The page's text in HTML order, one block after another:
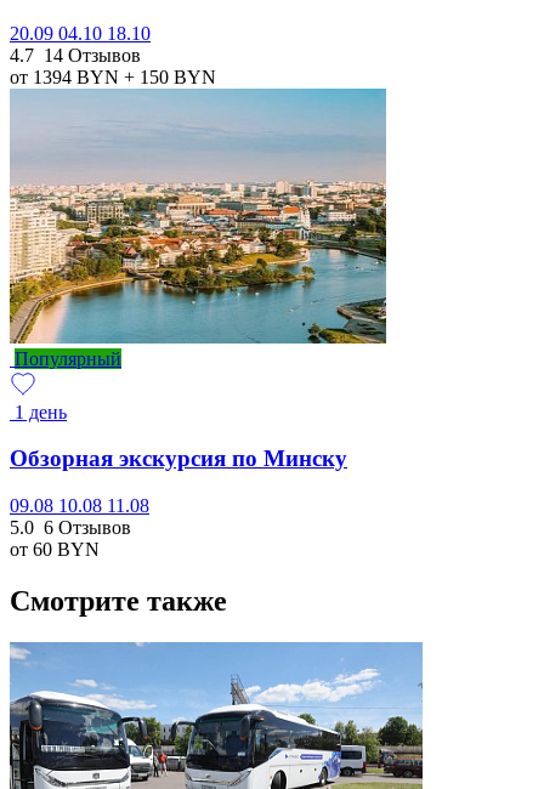
20.09 04.10 18.10
4.7 14 Отзывов
от 1394 BYN + 150 BYN
Популярный
1 день
Обзорная экскурсия по Минску
09.08 10.08 11.08
5.0 6 Отзывов
от 60 BYN
Смотрите также